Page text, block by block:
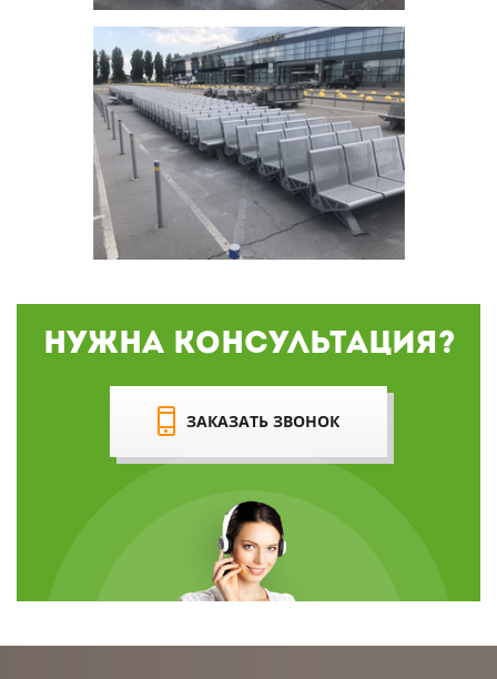
Нужна консультация?
ЗАКАЗАТЬ ЗВОНОК